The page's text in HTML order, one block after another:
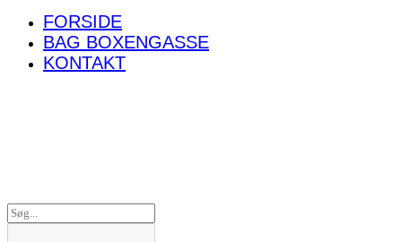
FORSIDE
BAG BOXENGASSE
KONTAKT